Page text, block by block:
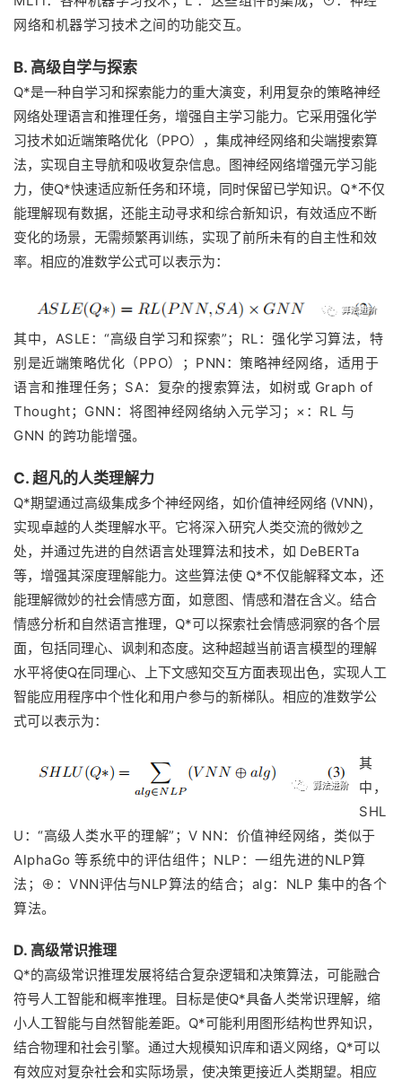
网络和机器学习技术之间的功能交互。
B. 高级自学与探索
Q*是一种自学习和探索能力的重大演变，利用复杂的策略神经
网络处理语言和推理任务，增强自主学习能力。它采用强化学
习技术如近端策略优化（PPO），集成神经网络和尖端搜索算
法，实现自主导航和吸收复杂信息。图神经网络增强元学习能
力，使Q*快速适应新任务和环境，同时保留已学知识。 Q*不仅
能理解现有数据，还能主动寻求和综合新知识，有效适应不断
变化的场景，无需频繁再训练，实现了前所未有的自主性和效
率。相应的准数学公式可以表示为：
其中，ASLE：“高级自学习和探索”；RL：强化学习算法，特
别是近端策略优化（PPO）；PNN：策略神经网络，适用于
语言和推理任务；SA：复杂的搜索算法，如树或 Graph of
Thought；GNN：将图神经网络纳入元学习；×：RL 与
GNN 的跨功能增强。
C. 超凡的人类理解力
Q*期望通过高级集成多个神经网络，如价值神经网络 (VNN)，
实现卓越的人类理解水平。它将深入研究人类交流的微妙之
处，并通过先进的自然语言处理算法和技术，如 DeBERTa
等，增强其深度理解能力。这些算法使 Q*不仅能解释文本，还
能理解微妙的社会情感方面，如意图、情感和潜在含义。结合
情感分析和自然语言推理，Q*可以探索社会情感洞察的各个层
面，包括同理心、讽刺和态度。这种超越当前语言模型的理解
水平将使Q在同理心、上下文感知交互方面表现出色，实现人工
智能应用程序中个性化和用户参与的新梯队。相应的准数学公
式可以表示为：
其
中，
SHL
U：“高级人类水平的理解”；V NN：价值神经网络，类似于
AlphaGo 等系统中的评估组件；NLP：一组先进的NLP算
法；⊕：VNN评估与NLP算法的结合；alg：NLP 集中的各个
算法。
D. 高级常识推理
Q*的高级常识推理发展将结合复杂逻辑和决策算法，可能融合
符号人工智能和概率推理。目标是使Q*具备人类常识理解，缩
小人工智能与自然智能差距。Q*可能利用图形结构世界知识，
结合物理和社会引擎。通过大规模知识库和语义网络，Q*可以
有效应对复杂社会和实际场景，使决策更接近人类期望。相应